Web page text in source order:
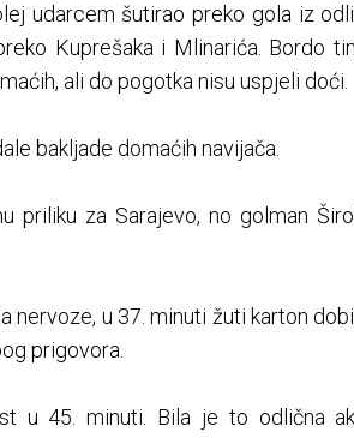
udarcem šutirao preko gola iz
Kuprešaka i Mlinarića. Bordo
ali do pogotka nisu uspjeli doći.
bakljade domaćih navijača.
priliku za Sarajevo, no golman
nervoze, u 37. minuti žuti karton
prigovora.
u 45. minuti. Bila je to odlična